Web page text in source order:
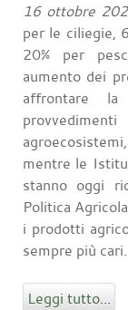
16 ottobre
per le ciliegie,
20% per
aumento dei
affrontare
mentre le
stanno oggi
Politica
i prodotti
sempre più cari.
Leggi tutto...